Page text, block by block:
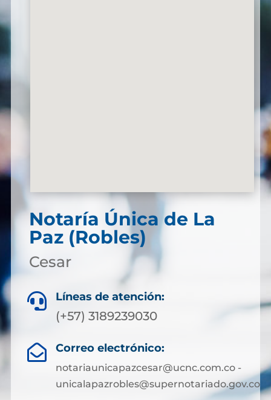
Notaría Única de La
Paz (Robles)
Cesar
 Líneas de atención:
(+57) 3189239030
 Correo electrónico:
notariaunicapazcesar@ucnc.com.co -
unicalapazrobles@supernotariado.gov.co